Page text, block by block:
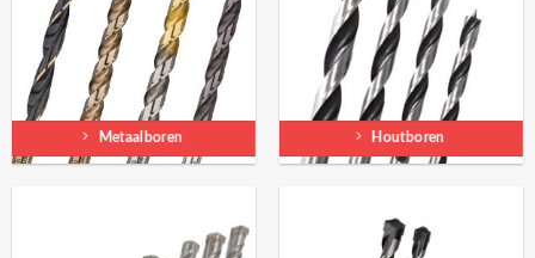
Metaalboren Houtboren